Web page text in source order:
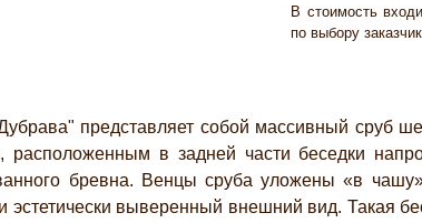
В стоимость
по выбору
представляет собой массивный сруб
в задней части беседки
бревна. Венцы сруба уложены «в
эстетически выверенный внешний вид. Такая